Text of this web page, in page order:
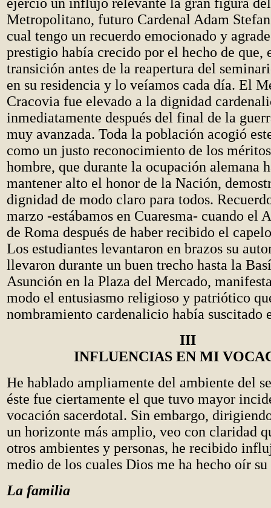
Metropolitano, futuro Cardenal Adam
cual tengo un recuerdo emocionado y
prestigio había crecido por el hecho de que,
transición antes de la reapertura del
en su residencia y lo veíamos cada día. El
Cracovia fue elevado a la dignidad
inmediatamente después del final de la
muy avanzada. Toda la población acogió
como un justo reconocimiento de los
hombre, que durante la ocupación alemana
mantener alto el honor de la Nación,
dignidad de modo claro para todos.
marzo -estábamos en Cuaresma- cuando el
de Roma después de haber recibido el
Los estudiantes levantaron en brazos su
llevaron durante un buen trecho hasta la
Asunción en la Plaza del Mercado,
modo el entusiasmo religioso y patriótico
nombramiento cardenalicio había suscitado
III
INFLUENCIAS EN MI
He hablado ampliamente del ambiente del
éste fue ciertamente el que tuvo mayor
vocación sacerdotal. Sin embargo,
un horizonte más amplio, veo con claridad
otros ambientes y personas, he recibido
medio de los cuales Dios me ha hecho oír
La familia